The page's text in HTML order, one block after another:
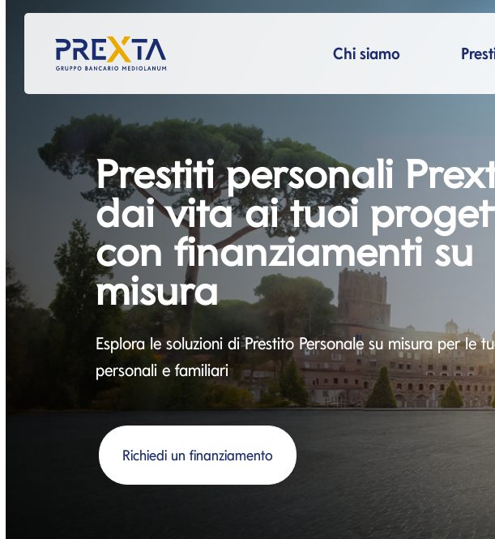
Salta al contenuto Salta alla navigazione principale
Chi siamo
Prestiti personali
dai vita ai tuoi
con finanziamenti su
misura
Esplora le soluzioni di Prestito Personale su misura per le
personali e familiari
Richiedi un finanziamento